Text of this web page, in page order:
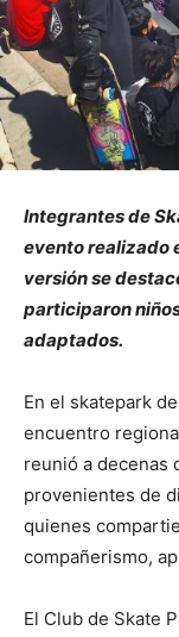
Integrantes de
evento realizado
versión se
participaron
adaptados.
En el skatepark
encuentro
reunió a decenas
provenientes de
quienes
compañerismo,
El Club de Skate